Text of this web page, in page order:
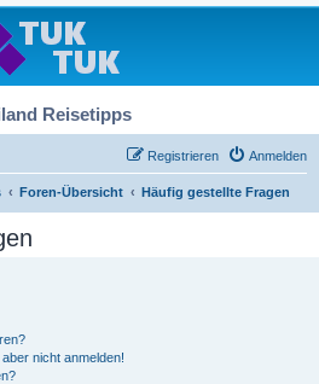
Reisetipps
Anmelden
Registrieren
Foren-Übersicht Häufig gestellte Fragen
nicht anmelden!